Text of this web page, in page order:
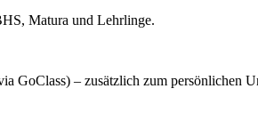
Matura und Lehrlinge.
GoClass) – zusätzlich zum persönlichen